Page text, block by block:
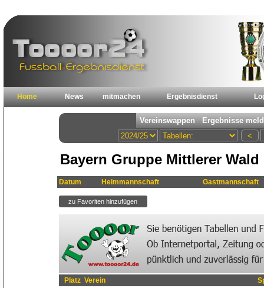
Home News mitmachen Ergebnisdienst
Bayern Gruppe Mittlerer Wald
Datum Heimmannschaft Gastmannschaft
Platz Verein